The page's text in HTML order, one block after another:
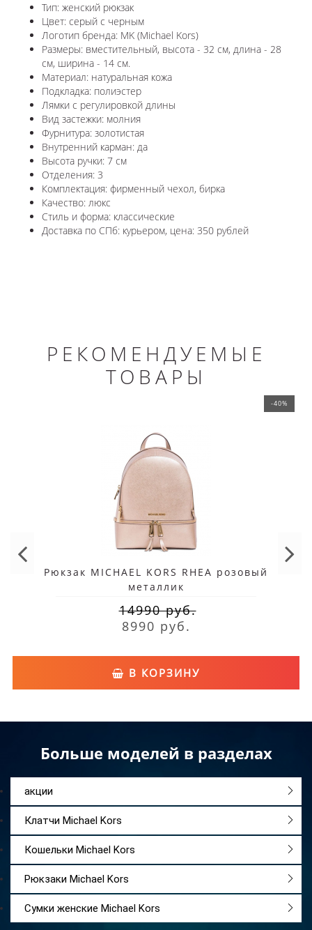
Тип: женский рюкзак
Цвет: серый с черным
Логотип бренда: MK (Michael Kors)
Размеры: вместительный, высота - 32 см, длина - 28
см, ширина - 14 см.
Материал: натуральная кожа
Подкладка: полиэстер
Лямки с регулировкой длины
Вид застежки: молния
Фурнитура: золотистая
Внутренний карман: да
Высота ручки: 7 см
Отделения: 3
Комплектация: фирменный чехол, бирка
Качество: люкс
Стиль и форма: классические
Доставка по СПб: курьером, цена: 350 рублей
РЕКОМЕНДУЕМЫЕ
ТОВАРЫ
-40%
Рюкзак MICHAEL KORS RHEA розовый
металлик
14990 руб.
8990 руб.
В КОРЗИНУ
Больше моделей в разделах
акции
Клатчи Michael Kors
Кошельки Michael Kors
Рюкзаки Michael Kors
Сумки женские Michael Kors